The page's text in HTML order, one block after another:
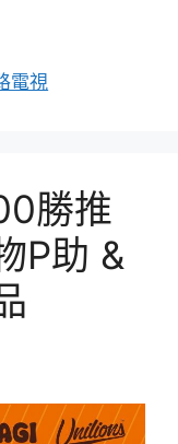
電視
勝推
P助 &